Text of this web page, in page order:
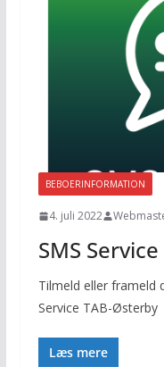
BEBOERINFORMATION
4. juli 2022
SMS Service
Tilmeld eller frameld
Service TAB-Østerby
Læs mere